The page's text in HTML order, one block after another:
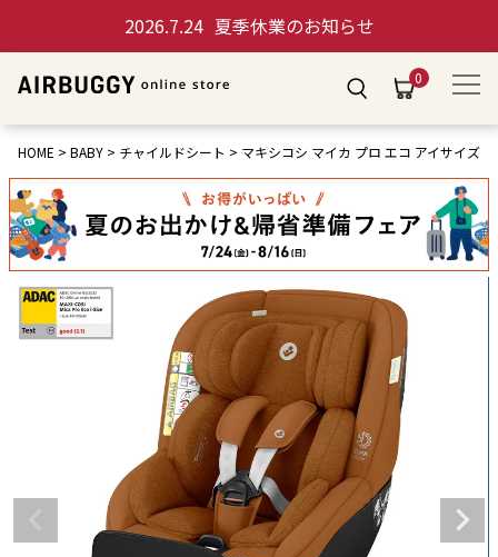
2026.7.24 夏季休業のお知らせ
0
HOME BABY チャイルドシート マキシコシ マイカ プロ エコ アイサイズ